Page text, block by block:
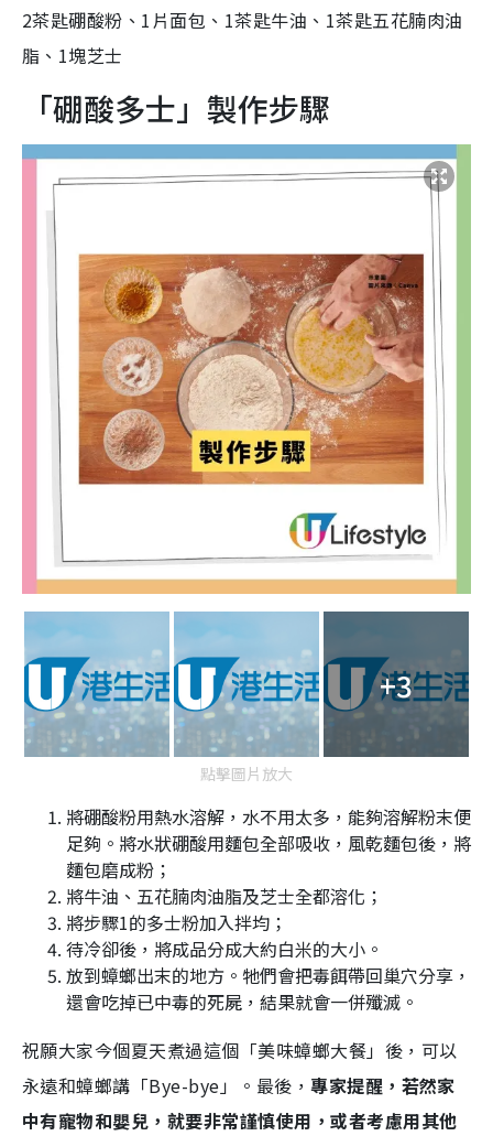
2茶匙硼酸粉、1片面包、1茶匙牛油、1茶匙五花腩肉油
脂、1塊芝士
「硼酸多士」製作步驟
+3
點擊圖片放大
將硼酸粉用熱水溶解，水不用太多，能夠溶解粉末便
足夠。將水狀硼酸用麵包全部吸收，風乾麵包後，將
麵包磨成粉；
將牛油、五花腩肉油脂及芝士全都溶化；
將步驟1的多士粉加入拌均；
待冷卻後，將成品分成大約白米的大小。
放到蟑螂出末的地方。牠們會把毒餌帶回巢穴分享，
還會吃掉已中毒的死屍，結果就會一併殲滅。
祝願大家今個夏天煮過這個「美味蟑螂大餐」後，可以
永遠和蟑螂講「Bye-bye」。最後，專家提醒，若然家
中有寵物和嬰兒，就要非常謹慎使用，或者考慮用其他